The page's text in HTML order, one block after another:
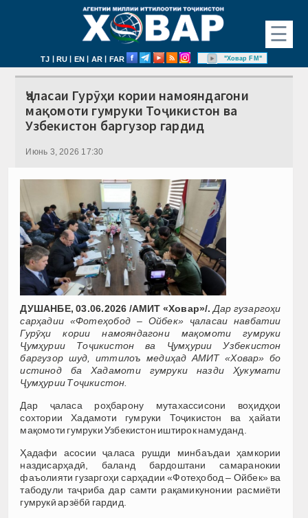
☰
TJ | RU | EN | AR | FAR "Ховар FM"
Ҷаласаи Гурӯҳи кории намояндагони
мақомоти гумруки Тоҷикистон ва
Узбекистон баргузор гардид
Июнь 3, 2026 17:30
ДУШАНБЕ, 03.06.2026 /АМИТ «Ховар»/. Дар гузаргоҳи
сарҳадии «Фотеҳобод – Ойбек» ҷаласаи навбатии
Гурӯҳи кории намояндагони мақомоти гумруки
Ҷумҳурии Тоҷикистон ва Ҷумҳурии Узбекистон
баргузор шуд, иттилоъ медиҳад АМИТ «Ховар» бо
истинод ба Хадамоти гумруки назди Ҳукумати
Ҷумҳурии Тоҷикистон.
Дар ҷаласа роҳбарону мутахассисони воҳидҳои
сохтории Хадамоти гумруки Тоҷикистон ва ҳайати
мақомоти гумруки Узбекистон иштирок намуданд.
Ҳадафи асосии ҷаласа рушди минбаъдаи ҳамкории
наздисарҳадӣ, баланд бардоштани самаранокии
фаъолияти гузаргоҳи сарҳадии «Фотеҳобод – Ойбек» ва
табодули таҷриба дар самти рақамикунонии расмиёти
гумрукӣ арзёбӣ гардид.